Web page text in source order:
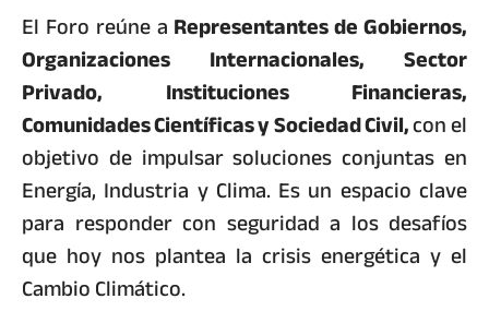
El Foro reúne aRepresentantes de Gobiernos,
Organizaciones Internacionales, Sector
Privado, Instituciones Financieras,
Comunidades Científicas y Sociedad Civil,con el
objetivo de impulsar soluciones conjuntas en
Energía, Industria y Clima. Es un espacio clave
para responder con seguridad a los desafíos
que hoy nos plantea la crisis energética y el
Cambio Climático.